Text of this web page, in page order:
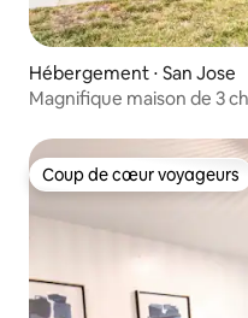
Hébergement ⋅ San Jose
Magnifique maison de 3
Coup de cœur voyageurs
Coup de cœur voyageurs